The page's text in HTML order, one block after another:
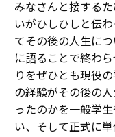
みなさんと接するた
いがひしひしと伝
てその後の人生に
に語ることで終わ
りをぜひとも現役
の経験がその後の
ったのかを一般学
い、そして正式に